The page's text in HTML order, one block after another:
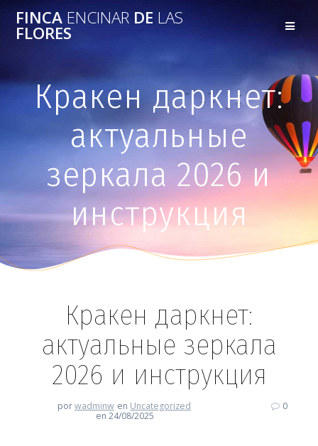
FINCAENCINAR DE LAS
FLORES
Кракен даркнет:
актуальные
зеркала 2026 и
инструкция
Кракен даркнет:
актуальные зеркала
2026 и инструкция
porwadminw en Uncategorized
en 24/08/2025
0